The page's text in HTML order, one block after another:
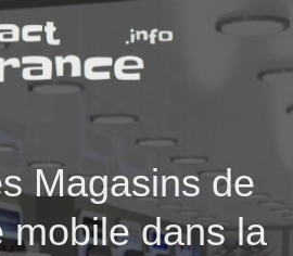
Magasins de
mobile dans la